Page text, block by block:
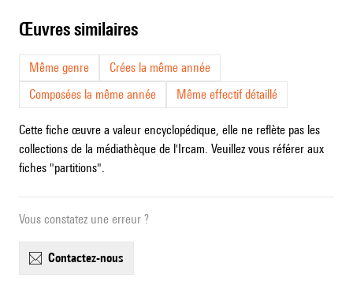
œuvres similaires
Même genre
Crées la même année
Composées la même année
Même effectif détaillé
Cette fiche œuvre a valeur encyclopédique, elle ne reflète pas les
collections de la médiathèque de l'Ircam. Veuillez vous référer aux
fiches "partitions".
Vous constatez une erreur ?
contactez-nous